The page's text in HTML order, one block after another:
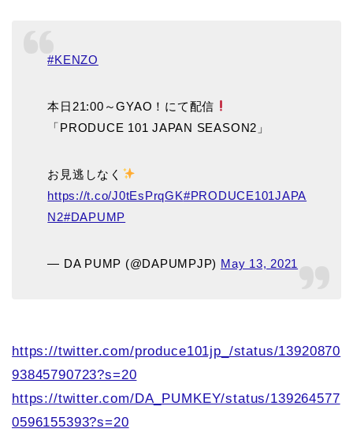
#KENZO
本日21:00～GYAO！にて配信
「PRODUCE 101 JAPAN SEASON2」
お見逃しなく
https://t.co/J0tEsPrqGK#PRODUCE101JAPA
N2#DAPUMP
— DA PUMP (@DAPUMPJP) May 13, 2021
https://twitter.com/produce101jp_/status/13920870
93845790723?s=20
https://twitter.com/DA_PUMKEY/status/139264577
0596155393?s=20